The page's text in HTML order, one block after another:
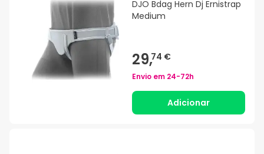
DJO Bdag Hern Dj Ernistrap
Medium
29,74 €
Envio em 24-72h
Adicionar